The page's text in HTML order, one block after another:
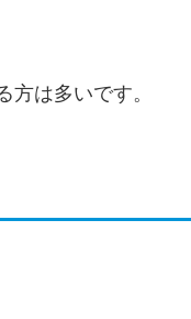
は多いです。